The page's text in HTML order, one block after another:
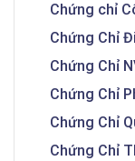
Chứng chỉ
Chứng Chỉ
Chứng Chỉ
Chứng Chỉ
Chứng Chỉ
Chứng Chỉ